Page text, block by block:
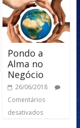
Pondo a
Alma no
Negócio
26/06/2018
Comentários
desativados